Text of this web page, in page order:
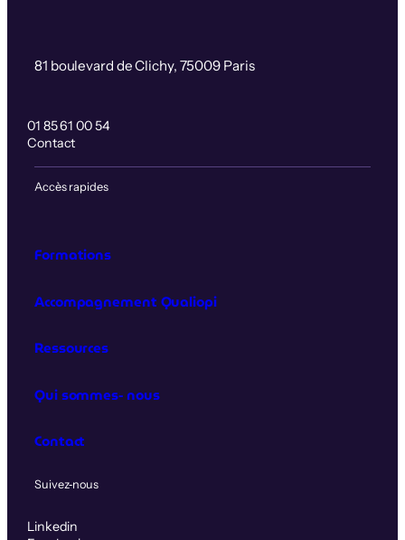
81 boulevard de Clichy, 75009 Paris
01 85 61 00 54
Contact
Accès rapides
Formations
Accompagnement Qualiopi
Ressources
Qui sommes‑nous
Contact
Suivez‑nous
Linkedin